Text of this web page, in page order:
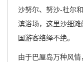
沙努尔、努沙-杜尔
滨浴场，这里沙细
国游客络绎不绝。
由于巴厘岛万种风